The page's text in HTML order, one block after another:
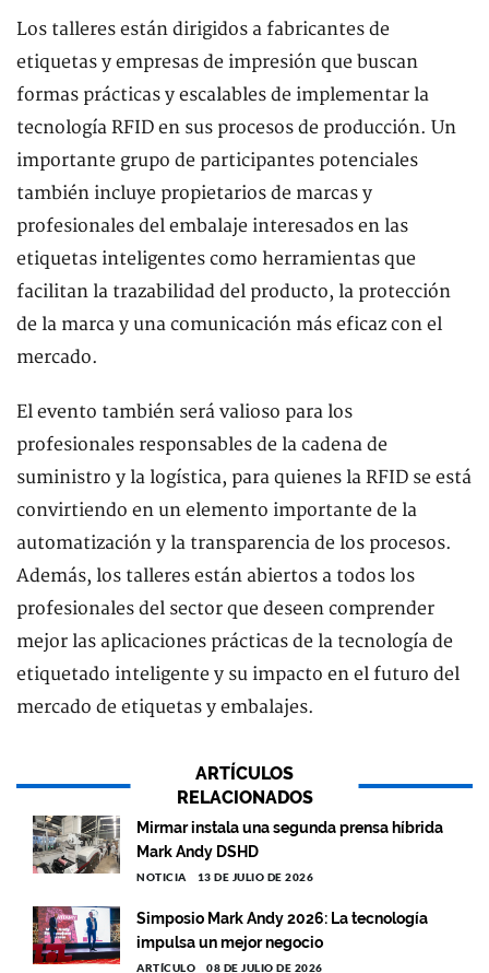
Los talleres están dirigidos a fabricantes de
etiquetas y empresas de impresión que buscan
formas prácticas y escalables de implementar la
tecnología RFID en sus procesos de producción. Un
importante grupo de participantes potenciales
también incluye propietarios de marcas y
profesionales del embalaje interesados ​​en las
etiquetas inteligentes como herramientas que
facilitan la trazabilidad del producto, la protección
de la marca y una comunicación más eficaz con el
mercado.
El evento también será valioso para los
profesionales responsables de la cadena de
suministro y la logística, para quienes la RFID se está
convirtiendo en un elemento importante de la
automatización y la transparencia de los procesos.
Además, los talleres están abiertos a todos los
profesionales del sector que deseen comprender
mejor las aplicaciones prácticas de la tecnología de
etiquetado inteligente y su impacto en el futuro del
mercado de etiquetas y embalajes.
ARTÍCULOS
RELACIONADOS
Mirmar instala una segunda prensa híbrida
Mark Andy DSHD
NOTICIA 13 DE JULIO DE 2026
Simposio Mark Andy 2026: La tecnología
impulsa un mejor negocio
ARTÍCULO 08 DE JULIO DE 2026